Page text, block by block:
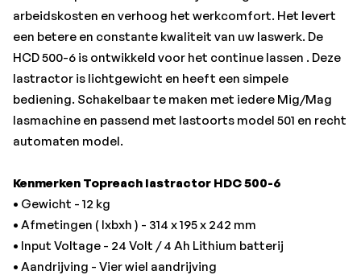
• Lasnaad volgmethode - Met geleide wielen
• Lastoorts positionering - X-as tot 45˚en Y-as tot 30˚
• X-Y support - Tot 20 mm verstelling op X as en Y as
• Pendel hoek - Van 0˚ tot 8˚
• Pendelautomaat: - Pendel snelheid 0-400 mm/minuut -
Links en rechts stilstand tijd van 0 tot 2,5 seconde
• Besturing - MCU Micro Controlled Unit
De sterke magneet kleefkracht en 4-wiel aandrijving
zorgen voor een constante snelheid.
Automatische schakelaar voor het simultaan lassen en
rijden.
Geleiding d.m.v. twee verstelbare geleide stangen.
arbeidskosten en verhoog het werkcomfort. Het levert
een betere en constante kwaliteit van uw laswerk. De
HCD 500-6 is ontwikkeld voor het continue lassen . Deze
lastractor is lichtgewicht en heeft een simpele
bediening. Schakelbaar te maken met iedere Mig/Mag
lasmachine en passend met lastoorts model 501 en recht
automaten model.
Kenmerken Topreach lastractor HDC 500-6
• Gewicht - 12 kg
• Afmetingen ( lxbxh ) - 314 x 195 x 242 mm
• Input Voltage - 24 Volt / 4 Ah Lithium batterij
• Aandrijving - Vier wiel aandrijving